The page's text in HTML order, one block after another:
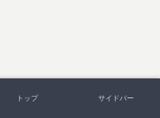
トップ サイドバー